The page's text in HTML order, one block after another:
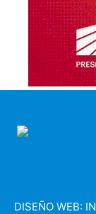
DISEÑO WEB: